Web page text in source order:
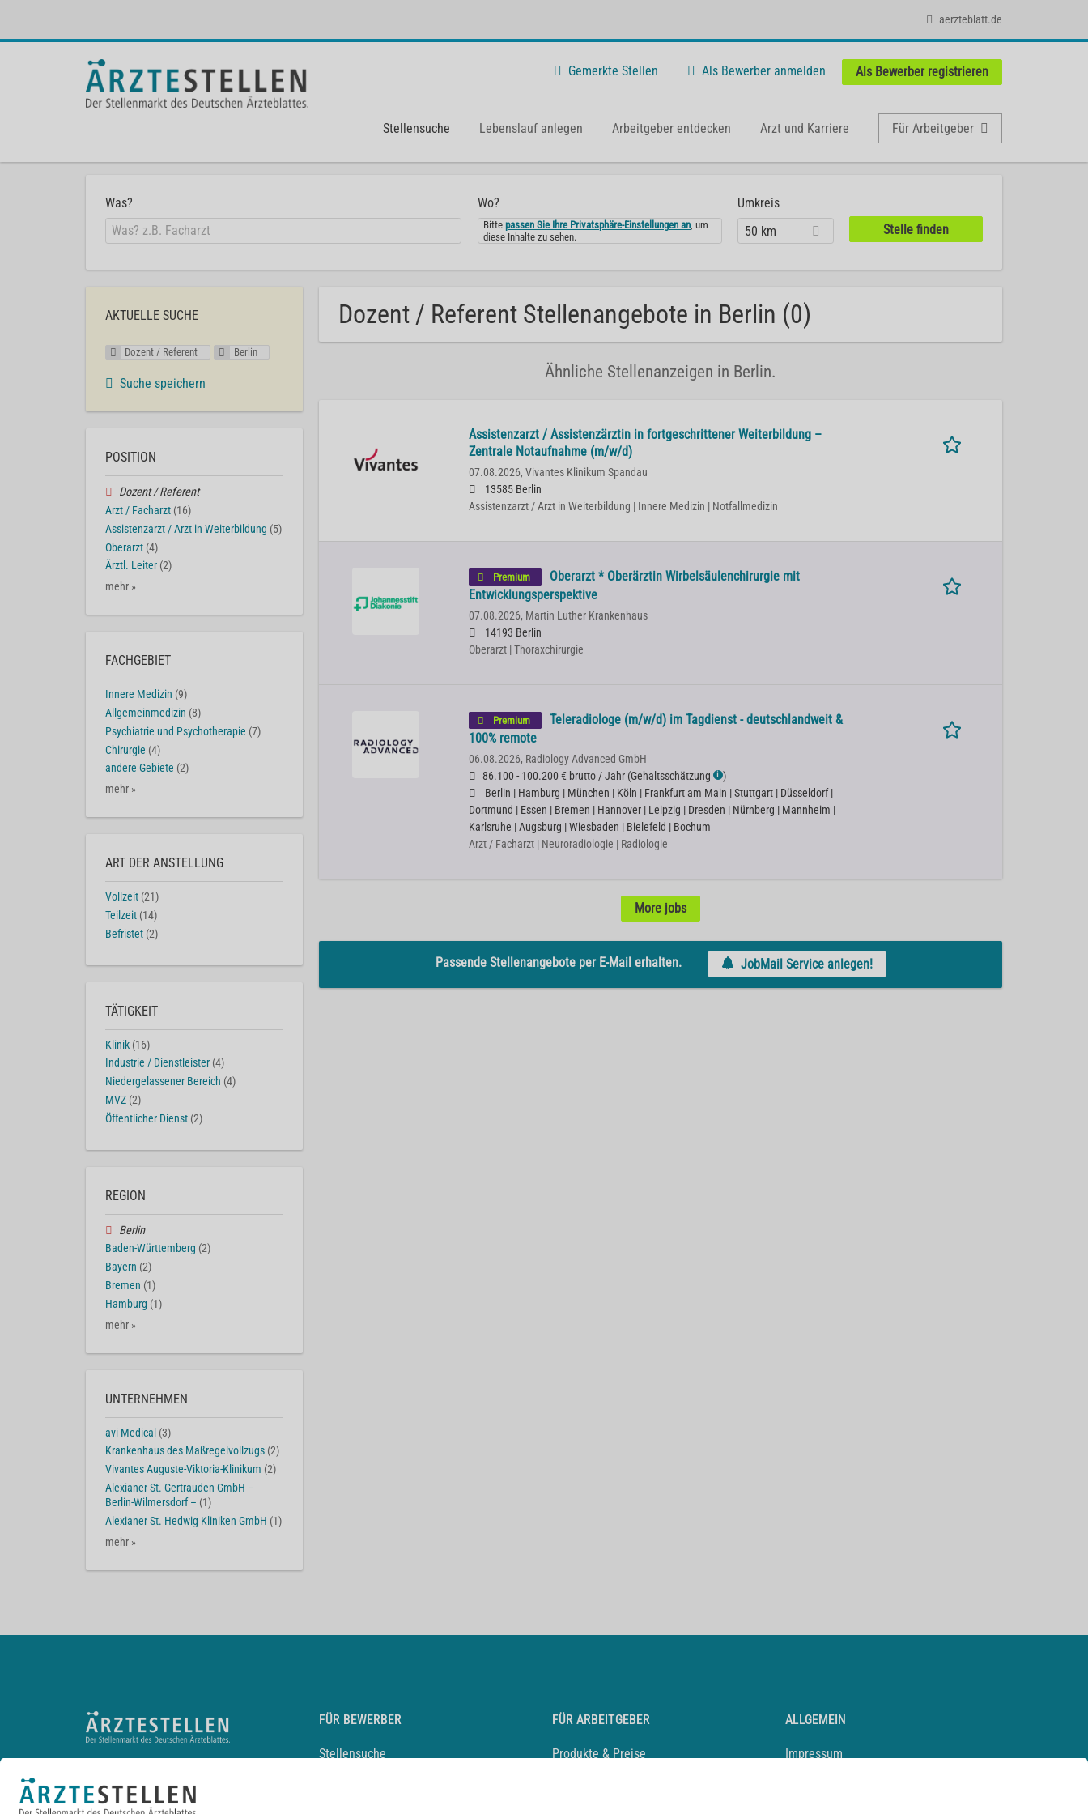
aerzteblatt.de
Gemerkte Stellen Als Bewerber anmelden Als Bewerber registrieren
Stellensuche Lebenslauf anlegen Arbeitgeber entdecken Arzt und Karriere Für Arbeitgeber
Was? Wo?
Bittepassen Sie Ihre Privatsphäre-Einstellungen an, um
diese Inhalte zu sehen.
Umkreis
50 km
Dozent / Referent Stellenangebote in Berlin (0)
Ähnliche Stellenanzeigen in Berlin.
Assistenzarzt / Assistenzärztin in fortgeschrittener Weiterbildung –
Zentrale Notaufnahme (m/w/d)
07.08.2026, Vivantes Klinikum Spandau
13585 Berlin
Assistenzarzt / Arzt in Weiterbildung | Innere Medizin | Notfallmedizin
Premium
Oberarzt * Oberärztin Wirbelsäulenchirurgie mit
Entwicklungsperspektive
07.08.2026, Martin Luther Krankenhaus
14193 Berlin
Oberarzt | Thoraxchirurgie
Premium
Teleradiologe (m/w/d) im Tagdienst - deutschlandweit &
100% remote
06.08.2026, Radiology Advanced GmbH
86.100 - 100.200 € brutto / Jahr (Gehaltsschätzung ℹ )
Berlin | Hamburg | München | Köln | Frankfurt am Main | Stuttgart | Düsseldorf |
Dortmund | Essen | Bremen | Hannover | Leipzig | Dresden | Nürnberg | Mannheim |
Karlsruhe | Augsburg | Wiesbaden | Bielefeld | Bochum
Arzt / Facharzt | Neuroradiologie | Radiologie
More jobs
Passende Stellenangebote per E-Mail erhalten. JobMail Service anlegen!
AKTUELLE SUCHE
Dozent / Referent Berlin
Suche speichern
POSITION
Dozent / Referent
Arzt / Facharzt (16)
Assistenzarzt / Arzt in Weiterbildung (5)
Oberarzt (4)
Ärztl. Leiter (2)
mehr »
FACHGEBIET
Innere Medizin (9)
Allgemeinmedizin (8)
Psychiatrie und Psychotherapie (7)
Chirurgie (4)
andere Gebiete (2)
mehr »
ART DER ANSTELLUNG
Vollzeit (21)
Teilzeit (14)
Befristet (2)
TÄTIGKEIT
Klinik (16)
Industrie / Dienstleister (4)
Niedergelassener Bereich (4)
MVZ (2)
Öffentlicher Dienst (2)
REGION
Berlin
Baden-Württemberg (2)
Bayern (2)
Bremen (1)
Hamburg (1)
mehr »
UNTERNEHMEN
avi Medical (3)
Krankenhaus des Maßregelvollzugs (2)
Vivantes Auguste-Viktoria-Klinikum (2)
Alexianer St. Gertrauden GmbH –
Berlin-Wilmersdorf – (1)
Alexianer St. Hedwig Kliniken GmbH (1)
mehr »
FÜR BEWERBER
Stellensuche
FÜR ARBEITGEBER
Produkte & Preise
ALLGEMEIN
Impressum